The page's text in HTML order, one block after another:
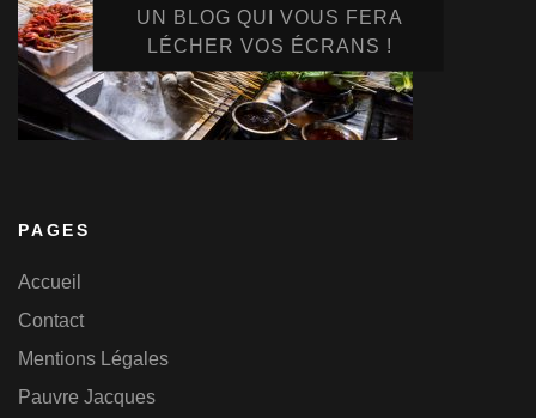
UN BLOG QUI VOUS FERA
LÉCHER VOS ÉCRANS !
PAGES
Accueil
Contact
Mentions Légales
Pauvre Jacques